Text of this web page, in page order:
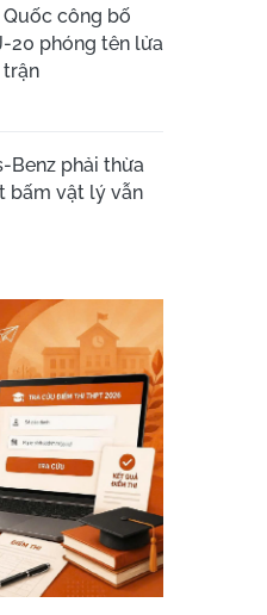
công bố
20 phóng tên lửa
Benz phải thừa
bấm vật lý vẫn